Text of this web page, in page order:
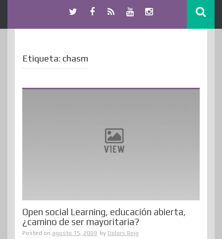
Etiqueta: chasm
Open social Learning, educación abierta,
¿camino de ser mayoritaria?
Posted on agosto 15, 2009 by Dolors Reig